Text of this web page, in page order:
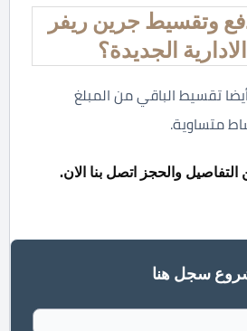
وتقسيط جرين ريفر
الجديدة؟
أيضا تقسيط الباقي من المبلغ
والحجز اتصل بنا الان.
سجل هنا